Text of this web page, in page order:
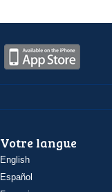
Votre langue
English
Español